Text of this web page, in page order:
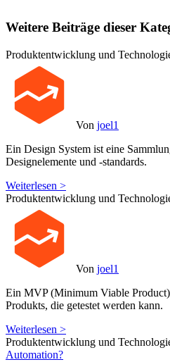
Weitere Beiträge dieser
Produktentwicklung und
Von joel1
Ein Design System ist eine
Designelemente und -standards.
Weiterlesen >
Produktentwicklung und
Von joel1
Ein MVP (Minimum Viable
Produkts, die getestet werden kann.
Weiterlesen >
Produktentwicklung und
Automation?